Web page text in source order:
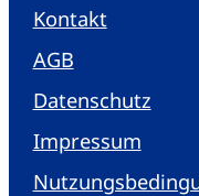
Kontakt
AGB
Datenschutz
Impressum